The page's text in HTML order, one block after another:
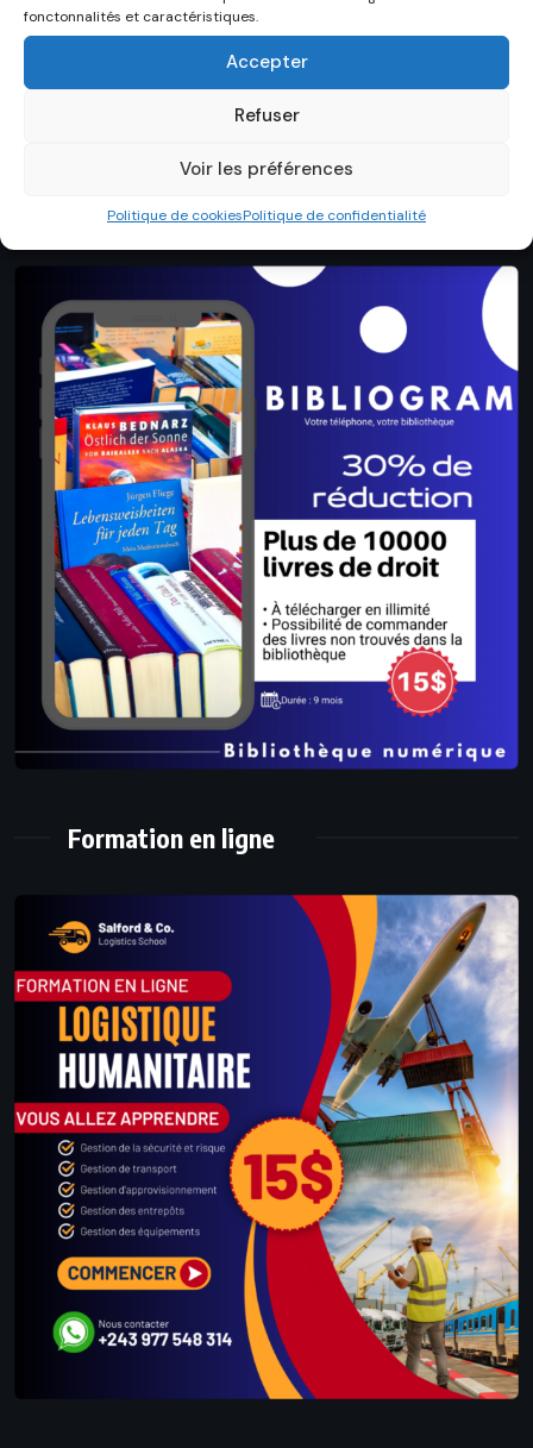
fonctonnalités et caractéristiques.
Accepter
Refuser
Voir les préférences
Politique de cookiesPolitique de confidentialité
Bibliothèque
Formation en ligne